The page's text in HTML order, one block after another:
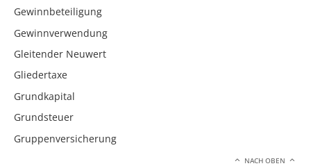
Gewinnbeteiligung
Gewinnverwendung
Gleitender Neuwert
Gliedertaxe
Grundkapital
Grundsteuer
Gruppenversicherung
NACH OBEN